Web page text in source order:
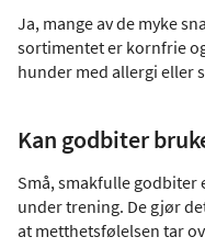
Ja, mange av de myke
sortimentet er kornfrie
hunder med allergi eller
Kan godbiter
Små, smakfulle
under trening. De gjør
at metthetsfølelsen tar